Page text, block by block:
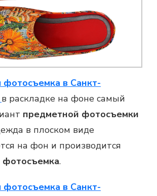
в Санкт-
в раскладке на фоне самый
предметной фотосъемки
в плоском виде
на фон и производится
фотосъемка.
в Санкт-